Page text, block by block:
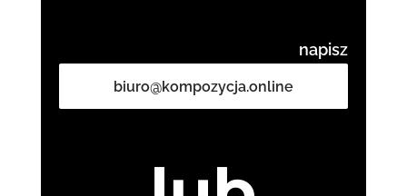
napisz
biuro@kompozycja.online